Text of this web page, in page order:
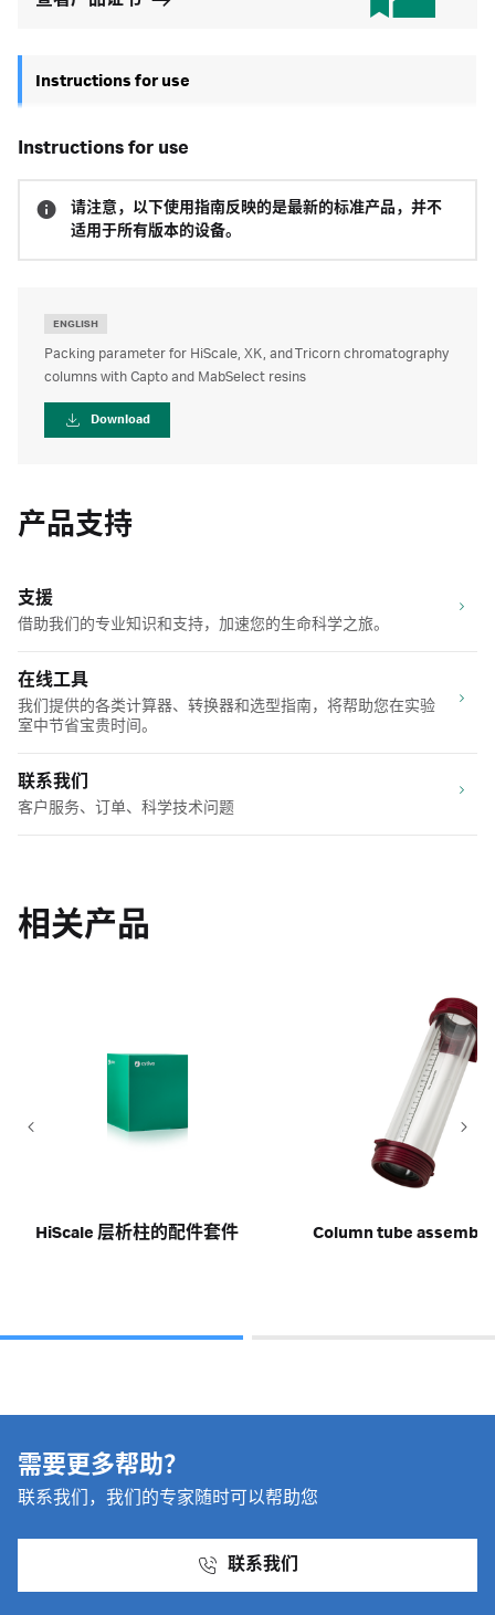
Instructions for use
instructions for use
请注意，以下使用指南反映的是最新的标准产品，并不
适用于所有版本的设备。
ENGLISH
Packing parameter for HiScale, XK, and Tricorn chromatography
columns with Capto and MabSelect resins
Download
产品支持
支援
借助我们的专业知识和支持，加速您的生命科学之旅。
在线工具
我们提供的各类计算器、转换器和选型指南，将帮助您在实验
室中节省宝贵时间。
联系我们
客户服务、订单、科学技术问题
相关产品
HiScale 层析柱的配件套件 Column tube assembly
需要更多帮助？
联系我们，我们的专家随时可以帮助您
联系我们